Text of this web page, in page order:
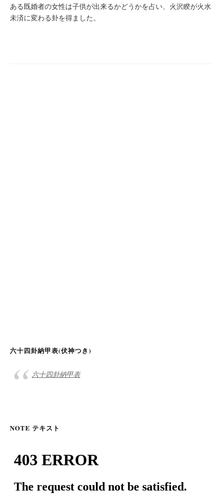
ある既婚者の女性は子供が出来るかどうかを占い、火沢睽が火水
未済に変わる卦を得ました。
六十四卦納甲表(伏神つき)
六十四卦納甲表
NOTE テキスト